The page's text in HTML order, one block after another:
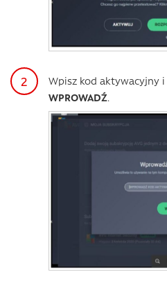
Wpisz kod aktywacyjny
WPROWADŹ.